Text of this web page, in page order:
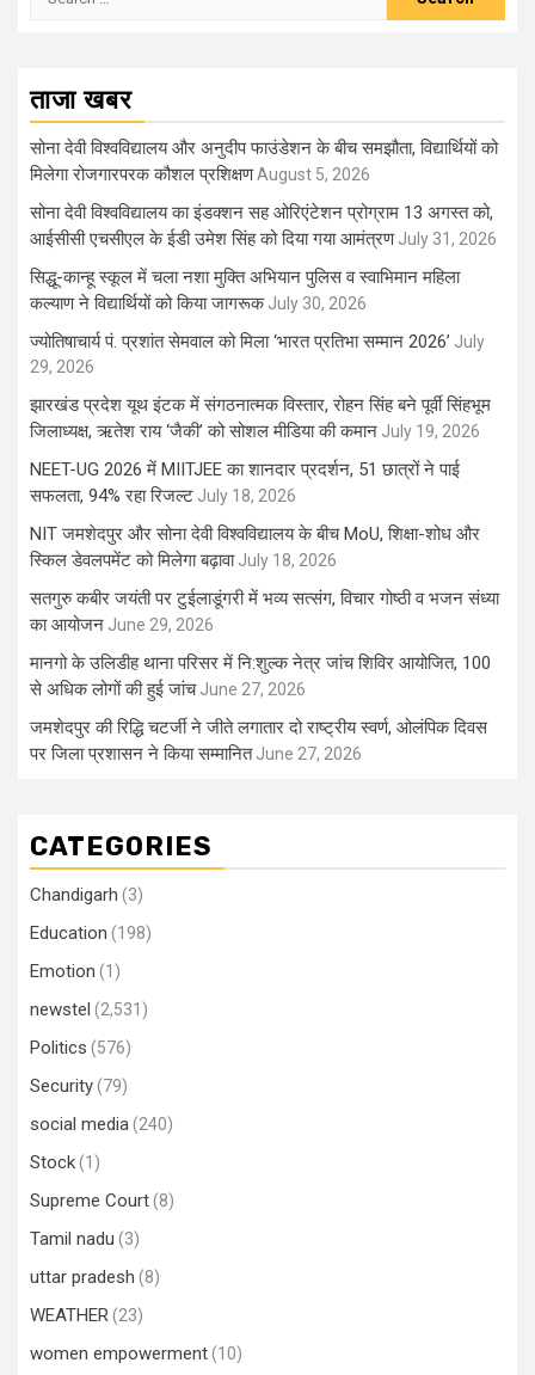
ताजा खबर
सोना देवी विश्वविद्यालय और अनुदीप फाउंडेशन के बीच समझौता, विद्यार्थियों को
मिलेगा रोजगारपरक कौशल प्रशिक्षणAugust 5, 2026
सोना देवी विश्वविद्यालय का इंडक्शन सह ओरिएंटेशन प्रोग्राम 13 अगस्त को,
आईसीसी एचसीएल के ईडी उमेश सिंह को दिया गया आमंत्रण July 31, 2026
सिद्धू-कान्हू स्कूल में चला नशा मुक्ति अभियान पुलिस व स्वाभिमान महिला
कल्याण ने विद्यार्थियों को किया जागरूक July 30, 2026
ज्योतिषाचार्य पं. प्रशांत सेमवाल को मिला ‘भारत प्रतिभा सम्मान 2026’ July
29, 2026
झारखंड प्रदेश यूथ इंटक में संगठनात्मक विस्तार, रोहन सिंह बने पूर्वी सिंहभूम
जिलाध्यक्ष, ऋतेश राय ‘जैकी’ को सोशल मीडिया की कमान July 19, 2026
NEET-UG 2026 में MIITJEE का शानदार प्रदर्शन, 51 छात्रों ने पाई
सफलता, 94% रहा रिजल्ट July 18, 2026
NIT जमशेदपुर और सोना देवी विश्वविद्यालय के बीच MoU, शिक्षा-शोध और
स्किल डेवलपमेंट को मिलेगा बढ़ावा July 18, 2026
सतगुरु कबीर जयंती पर टुईलाडूंगरी में भव्य सत्संग, विचार गोष्ठी व भजन संध्या
का आयोजन June 29, 2026
मानगो के उलिडीह थाना परिसर में नि:शुल्क नेत्र जांच शिविर आयोजित, 100
से अधिक लोगों की हुई जांच June 27, 2026
जमशेदपुर की रिद्धि चटर्जी ने जीते लगातार दो राष्ट्रीय स्वर्ण, ओलंपिक दिवस
पर जिला प्रशासन ने किया सम्मानित June 27, 2026
CATEGORIES
Chandigarh (3)
Education (198)
Emotion (1)
newstel (2,531)
Politics (576)
Security(79)
social media(240)
Stock(1)
Supreme Court(8)
Tamil nadu (3)
uttar pradesh (8)
WEATHER(23)
women empowerment(10)